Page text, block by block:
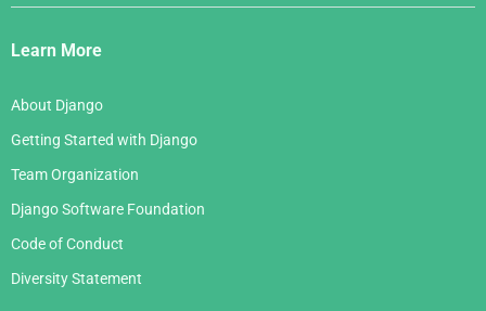
Links
Learn More
About Django
Getting Started with Django
Team Organization
Django Software Foundation
Code of Conduct
Diversity Statement